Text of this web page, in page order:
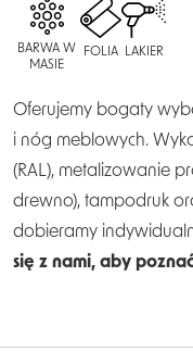
BARWA W
MASIE
FOLIA LAKIER
Oferujemy bogaty
i nóg meblowych.
(RAL), metalizowanie
drewno), tampodruk
dobieramy
się z nami, aby